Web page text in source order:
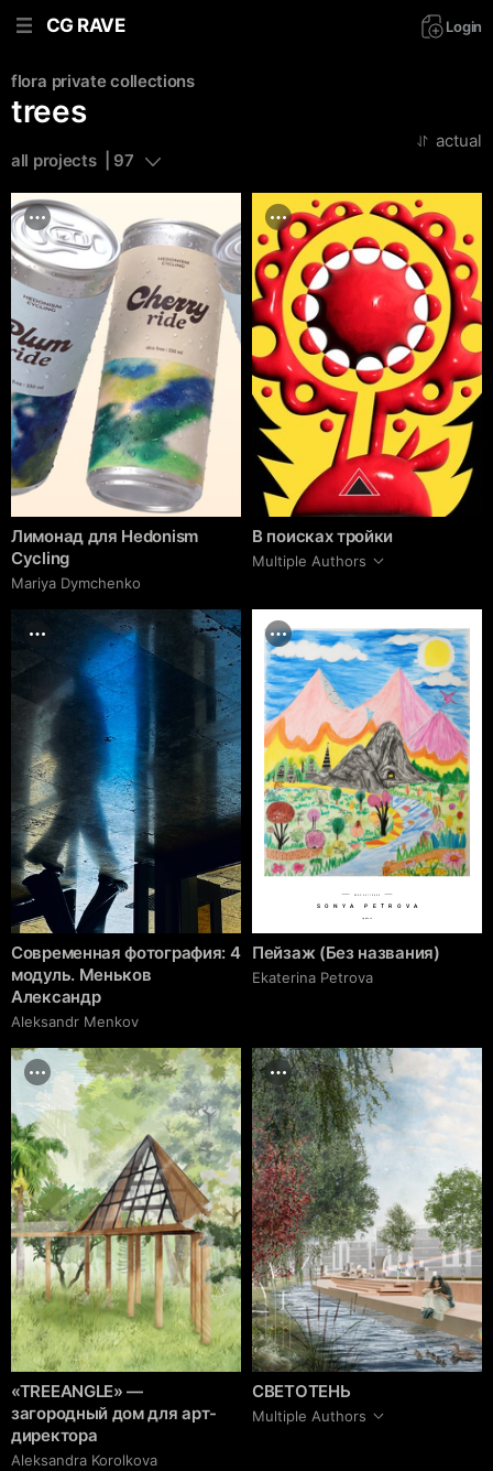
CG RAVE Login
flora private collections
trees
all projects  | 97
actual
Лимонад для Hedonism
Cycling
Mariya Dymchenko
В поисках тройки
Multiple Authors
Современная фотография: 4
модуль. Меньков
Александр
Aleksandr Menkov
№EP 43110000
SONYA PETROVA
Пейзаж (Без названия)
Ekaterina Petrova
«TREEANGLE» —
загородный дом для арт-
директора
Aleksandra Korolkova
СВЕТОТЕНЬ
Multiple Authors